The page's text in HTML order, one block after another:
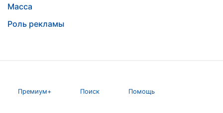
Масса
Роль рекламы
Премиум+ Поиск Помощь